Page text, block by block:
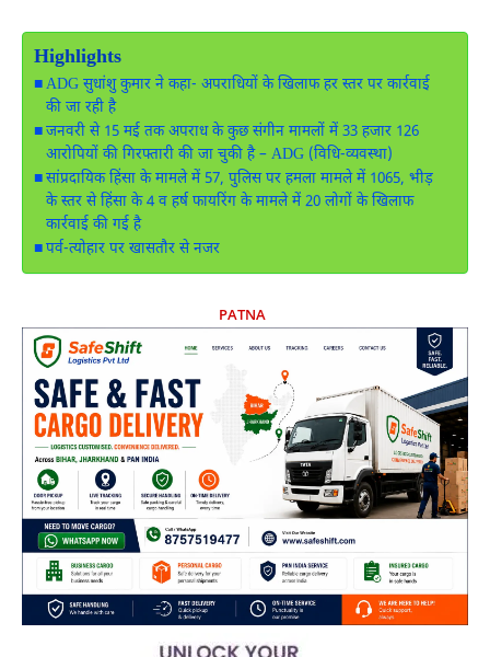
Highlights
ADG सुधांशु कुमार ने कहा- अपराधियों के खिलाफ हर स्तर पर कार्रवाई
की जा रही है
जनवरी से 15 मई तक अपराध के कुछ संगीन मामलों में 33 हजार 126
आरोपियों की गिरफ्तारी की जा चुकी है – ADG (विधि-व्यवस्था)
सांप्रदायिक हिंसा के मामले में 57, पुलिस पर हमला मामले में 1065, भीड़
के स्तर से हिंसा के 4 व हर्ष फायरिंग के मामले में 20 लोगों के खिलाफ
कार्रवाई की गई है
पर्व-त्योहार पर खासतौर से नजर
PATNA